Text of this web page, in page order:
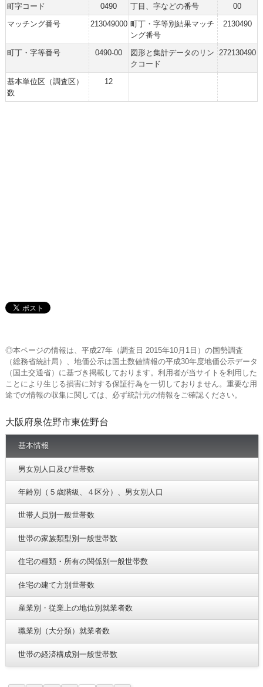
町字コード 0490 丁目、字などの番号
00
マッチング番号
213049000 町丁・字等別結果マッチ
ング番号
2130490
町丁・字等番号 0490-00
図形と集計データのリン
クコード
272130490
基本単位区（調査区）
数
12
◎本ページの情報は、平成27年（調査日 2015年10月1日）の国勢調査
（総務省統計局）、地価公示は国土数値情報の平成30年度地価公示データ
（国土交通省）に基づき掲載しております。利用者が当サイトを利用した
ことにより生じる損害に対する保証行為を一切しておりません。重要な用
途での情報の収集に関しては、必ず統計元の情報をご確認ください。
大阪府泉佐野市東佐野台
基本情報
男女別人口及び世帯数
年齢別（５歳階級、４区分）、男女別人口
世帯人員別一般世帯数
世帯の家族類型別一般世帯数
住宅の種類・所有の関係別一般世帯数
住宅の建て方別世帯数
産業別・従業上の地位別就業者数
職業別（大分類）就業者数
世帯の経済構成別一般世帯数